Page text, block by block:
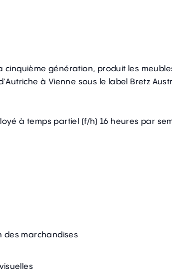
cinquième génération, produit les
à Vienne sous le label Bretz
à temps partiel (f/h) 16 heures par
des marchandises